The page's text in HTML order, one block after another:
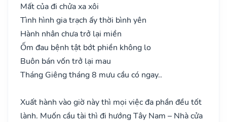
Mất của đi chửa xa xôi
Tình hình gia trạch ấy thời bình yên
Hành nhân chưa trở lại miền
Ốm đau bệnh tật bớt phiền không lo
Buôn bán vốn trở lại mau
Tháng Giêng tháng 8 mưu cầu có ngay..
Xuất hành vào giờ này thì mọi việc đa phần đều tốt
lành. Muốn cầu tài thì đi hướng Tây Nam – Nhà cửa